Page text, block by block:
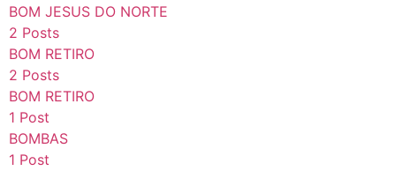
BOM JESUS DO NORTE
2 Posts
BOM RETIRO
2 Posts
BOM RETIRO
1 Post
BOMBAS
1 Post